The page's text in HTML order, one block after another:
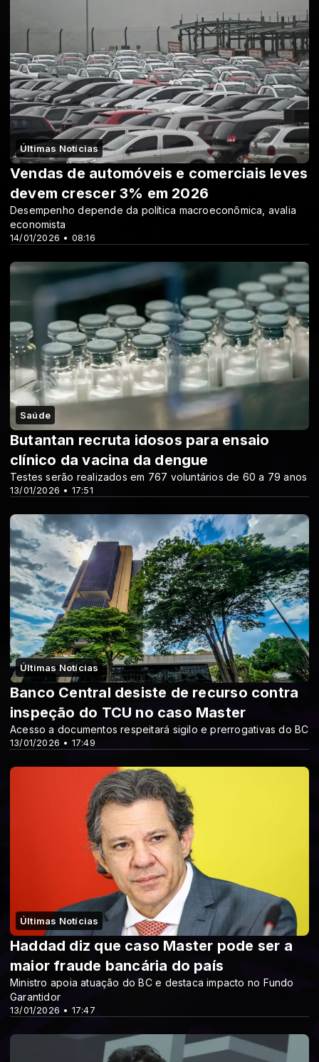
Últimas Notícias
14/01/2026 • 08:16
Vendas de automóveis e comerciais leves
devem crescer 3% em 2026
Desempenho depende da política macroeconômica, avalia
economista
Saúde
13/01/2026 • 17:51
Butantan recruta idosos para ensaio
clínico da vacina da dengue
Testes serão realizados em 767 voluntários de 60 a 79 anos
Últimas Notícias
13/01/2026 • 17:49
Banco Central desiste de recurso contra
inspeção do TCU no caso Master
Acesso a documentos respeitará sigilo e prerrogativas do BC
Últimas Notícias
13/01/2026 • 17:47
Haddad diz que caso Master pode ser a
maior fraude bancária do país
Ministro apoia atuação do BC e destaca impacto no Fundo
Garantidor